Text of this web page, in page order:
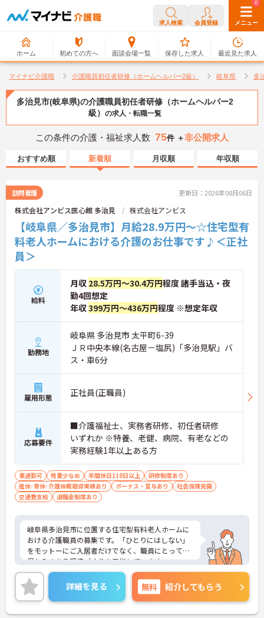
求人検索 会員登録 メニュー
ホーム 初めての方へ 面談会場一覧
0
保存した求人
0
最近見た求人
マイナビ介護職 介護職員初任者研修（ホームヘルパー2級） 岐阜県 多
多治見市(岐阜県)の介護職員初任者研修（ホームヘルパー2
級） の求人・転職一覧
この条件の介護・福祉求人数 75件 ＋非公開求人
おすすめ順 新着順 月収順 年収順
訪問看護 更新日：2026年08月06日
株式会社アンビス医心館 多治見 株式会社アンビス
【岐阜県／多治見市】月給28.9万円～☆住宅型有
料老人ホームにおける介護のお仕事です♪＜正社
員＞
給料
月収 28.5万円～30.4万円程度 諸手当込・夜
勤4回想定
年収399万円～436万円程度 ※想定年収
勤務地
岐阜県 多治見市 太平町6-39
ＪＲ中央本線(名古屋－塩尻)「多治見駅」バ
ス・車6分
雇用形態 正社員(正職員)
応募要件
■介護福祉士、実務者研修、初任者研修
いずれか ※特養、老健、病院、有老などの
実務経験1年以上ある方
車通勤可 残業少なめ 年間休日110日以上
研修制度あり
産休･育休･介護休暇取得実績あり
ボーナス・賞与あり
社会保険完備
交通費支給
退職金制度あり
岐阜県多治見市に位置する住宅型有料老人ホームに
おける介護職員の募集です。「ひとりにはしない」
をモットーにご入居者だけでなく、職員にとっても
温かみのある環境づくりを目指しています。
ご利用者一人ひとりに寄り添って介護サービスを提
供していただける方を募集しています。これまでの
介護業務を活かしながら業務できる職場環境です。
ご興味のある方には、面接対策ポイントなど、さら
に詳細をお話しいたしますのでお気軽にご相談くだ
詳細を見る 無料 紹介してもらう